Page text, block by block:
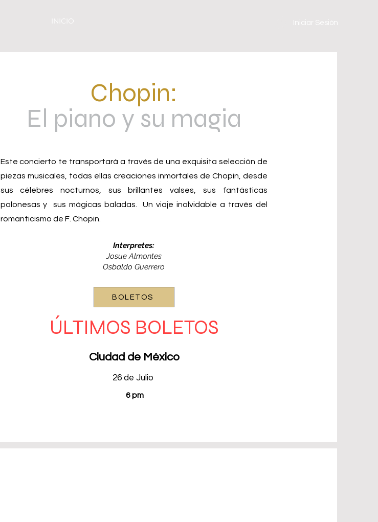
INICIO Iniciar Sesión
Chopin:
El piano y su magia
Este concierto te transportará a través de una exquisita selección de
piezas musicales, todas ellas creaciones inmortales de Chopin, desde
sus célebres nocturnos, sus brillantes valses, sus fantásticas
polonesas y sus mágicas baladas. Un viaje inolvidable a través del
romanticismo de F. Chopin.
Interpretes:
Josue Almontes
Osbaldo Guerrero
BOLETOS
ÚLTIMOS BOLETOS
Ciudad de México
26 de Julio
6 pm